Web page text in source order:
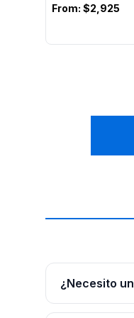
From: $2,925
¿Necesito